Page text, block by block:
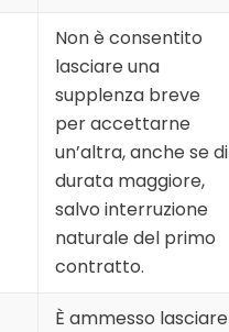
Non è consentito
lasciare una
supplenza breve
per accettarne
un’altra, anche se di
durata maggiore,
salvo interruzione
naturale del primo
contratto.
È ammesso lasciare